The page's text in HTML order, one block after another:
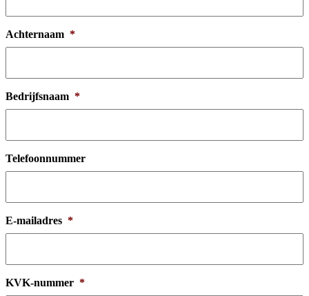
Achternaam *
Bedrijfsnaam *
Telefoonnummer
E-mailadres *
KVK-nummer *